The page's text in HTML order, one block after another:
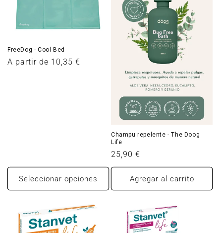
FreeDog - Cool Bed
Precio
A partir de 10,35 €
Seleccionar opciones
Champu repelente - The Doog
Life
Precio
habitual
25,90 €
Agregar al carrito